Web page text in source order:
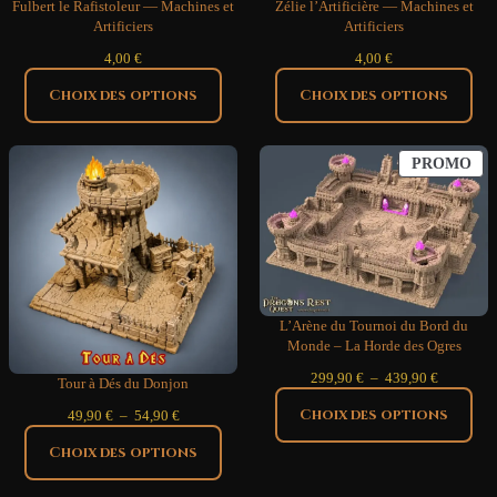
Fulbert le Rafistoleur — Machines et
Artificiers
4,00 €
Choix des options
Zélie l’Artificière — Machines et
Artificiers
4,00 €
Choix des options
Tour à Dés du Donjon
49,90 € – 54,90 €Plage
de
prix :
à
Choix des options
PROMO
EN
L’Arène du Tournoi du Bord du
Monde – La Horde des Ogres
299,90 € – 439,90 €Plage
de
prix :
à
Choix des options